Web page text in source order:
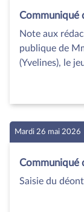
Communiqué
Note aux
publique de
(Yvelines), le
Mardi 26 mai 2026
Communiqué
Saisie du